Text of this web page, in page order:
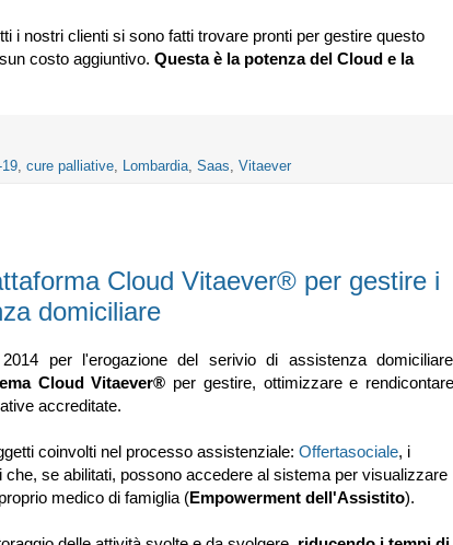
i nostri clienti si sono fatti trovare pronti per gestire questo
costo aggiuntivo. Questa è la potenza del Cloud e la
, cure palliative, Lombardia, Saas, Vitaever
Cloud Vitaever® per gestire i
domiciliare
per l'erogazione del serivio di assistenza
Cloud Vitaever® per gestire, ottimizzare e rendicontare
accreditate.
coinvolti nel processo assistenziale: Offertasociale, i
se abilitati, possono accedere al sistema per visualizzare
medico di famiglia (Empowerment dell'Assistito).